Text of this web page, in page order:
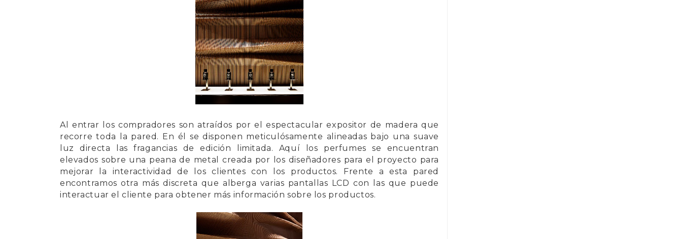
Al entrar los compradores son atraídos por el espectacular expositor de madera que
recorre toda la pared. En él se disponen meticulósamente alineadas bajo una suave
luz directa las fragancias de edición limitada. Aquí los perfumes se encuentran
elevados sobre una peana de metal creada por los diseñadores para el proyecto para
mejorar la interactividad de los clientes con los productos. Frente a esta pared
encontramos otra más discreta que alberga varias pantallas LCD con las que puede
interactuar el cliente para obtener más información sobre los productos.